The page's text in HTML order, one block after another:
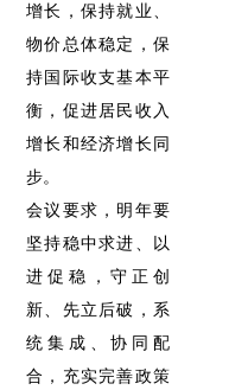
增长，保持就业、
物价总体稳定，保
持国际收支基本平
衡，促进居民收入
增长和经济增长同
步。
会议要求，明年要
坚持稳中求进、以
进促稳，守正创
新、先立后破，系
统集成、协同配
合，充实完善政策